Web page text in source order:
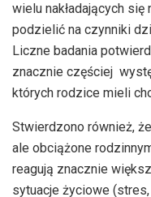
wielu nakładających
podzielić na czynniki
Liczne badania
znacznie częściej
których rodzice mieli
Stwierdzono również,
ale obciążone
reagują znacznie
sytuacje życiowe